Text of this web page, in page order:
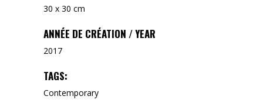
30 x 30 cm
ANNÉE DE CRÉATION / YEAR
2017
TAGS:
Contemporary